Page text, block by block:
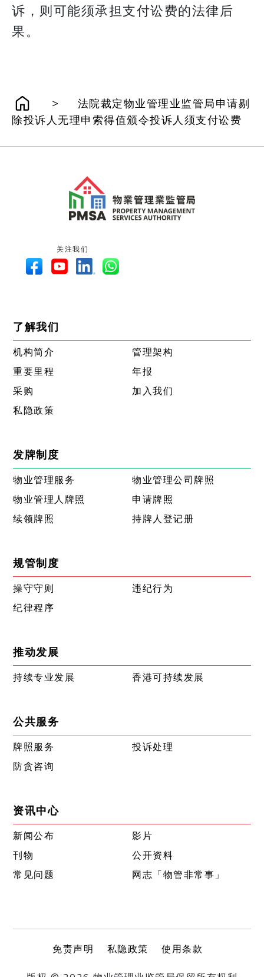
诉，则可能须承担支付讼费的法律后
果。
>
法院裁定物业管理业监管局申请剔
除投诉人无理申索得值颁令投诉人须支付讼费
关注我们
了解我们
机构简介
管理架构
重要里程
年报
采购
加入我们
私隐政策
发牌制度
物业管理服务
物业管理公司牌照
物业管理人牌照
申请牌照
续领牌照
持牌人登记册
规管制度
操守守则
违纪行为
纪律程序
推动发展
持续专业发展 香港可持续发展
公共服务
牌照服务
投诉处理
防贪咨询
资讯中心
新闻公布
影片
刊物
公开资料
常见问题
网志「物管非常事」
免责声明 私隐政策 使用条款